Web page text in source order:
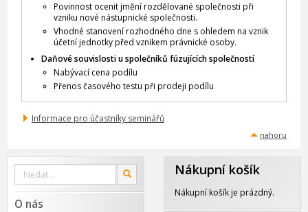
Povinnost ocenit jmění rozdělované společnosti při
vzniku nové nástupnické společnosti.
Vhodné stanovení rozhodného dne s ohledem na vznik
účetní jednotky před vznikem právnické osoby.
Daňové souvislosti u společníků fúzujících společností
Nabývací cena podílu
Přenos časového testu při prodeji podílu
Informace pro účastníky seminářů
nahoru
Vyhledat
webu
OK
O nás
Nákupní košík
Nákupní košík je prázdný.